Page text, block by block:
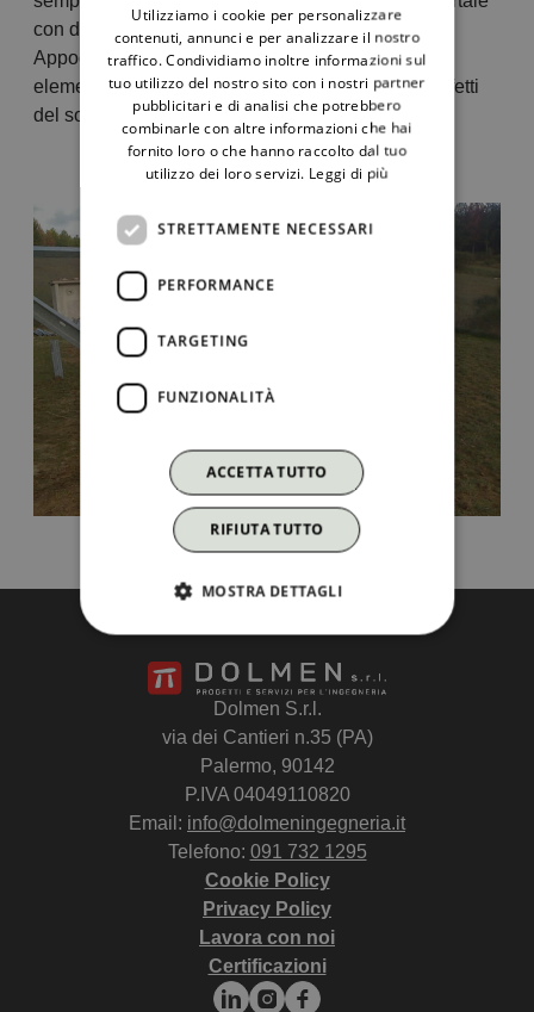
con doppio pilastrino di appoggio al suolo.
Appoggi da zavorrare se non si vuole che l’altro
elemento della natura, il vento, non vanifichi gli effetti
del sole.
Dolmen S.r.l.
via dei Cantieri n.35 (PA)
Palermo, 90142
P.IVA 04049110820
Email: info@dolmeningegneria.it
Telefono: 091 732 1295
Cookie Policy
Privacy Policy
Lavora con noi
Certificazioni
ENGLISH
Utilizziamo i cookie per personalizzare
contenuti, annunci e per analizzare il nostro
traffico. Condividiamo inoltre informazioni sul
tuo utilizzo del nostro sito con i nostri partner
pubblicitari e di analisi che potrebbero
combinarle con altre informazioni che hai
fornito loro o che hanno raccolto dal tuo
utilizzo dei loro servizi. Leggi di più
STRETTAMENTE NECESSARI
PERFORMANCE
TARGETING
FUNZIONALITÀ
ACCETTA TUTTO
RIFIUTA TUTTO
MOSTRA DETTAGLI